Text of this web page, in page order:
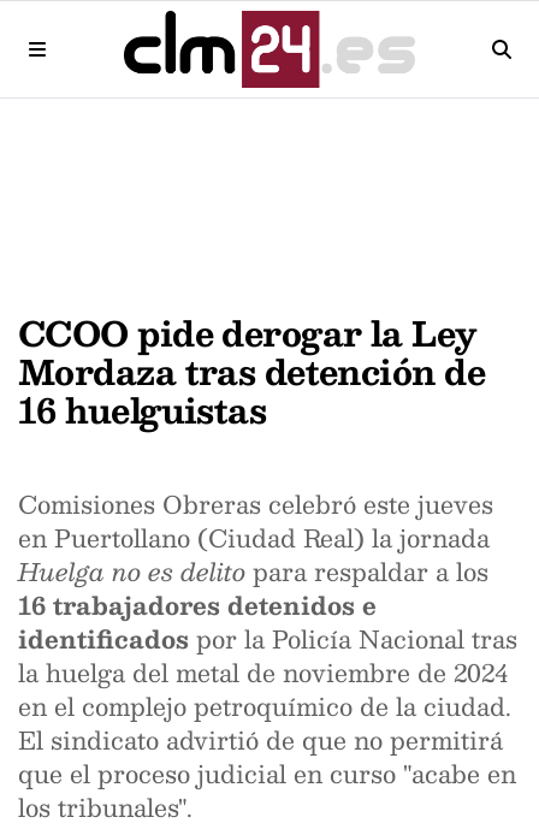
CCOO pide derogar la Ley
Mordaza tras detención de
16 huelguistas
Comisiones Obreras celebró este jueves
en Puertollano (Ciudad Real) la jornada
Huelga no es delitopara respaldar a los
16 trabajadores detenidos e
identificados por la Policía Nacional tras
la huelga del metal de noviembre de 2024
en el complejo petroquímico de la ciudad.
El sindicato advirtió de que no permitirá
que el proceso judicial en curso "acabe en
los tribunales".